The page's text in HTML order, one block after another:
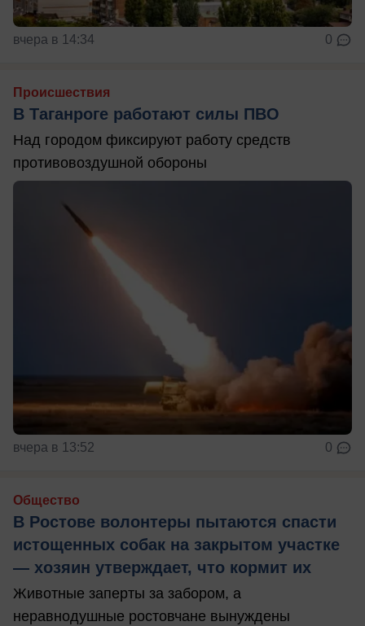
вчера в 14:34 0
Происшествия
В Таганроге работают силы ПВО
Над городом фиксируют работу средств
противовоздушной обороны
вчера в 13:52 0
Общество
В Ростове волонтеры пытаются спасти
истощенных собак на закрытом участке
— хозяин утверждает, что кормит их
Животные заперты за забором, а
неравнодушные ростовчане вынуждены